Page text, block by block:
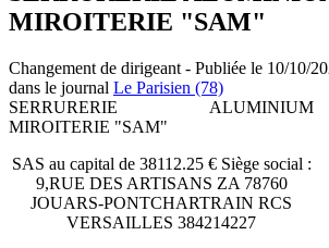
MIROITERIE "SAM"
Changement de dirigeant - Publiée le 10/10/
dans le journal Le Parisien (78)
SERRURERIE ALUMINIUM
MIROITERIE "SAM"
SAS au capital de 38112.25 € Siège social :
9,RUE DES ARTISANS ZA 78760
JOUARS-PONTCHARTRAIN RCS
VERSAILLES 384214227